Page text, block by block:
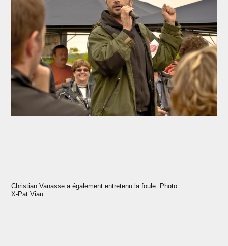
Christian Vanasse a également entretenu la foule. Photo :
X-Pat Viau.